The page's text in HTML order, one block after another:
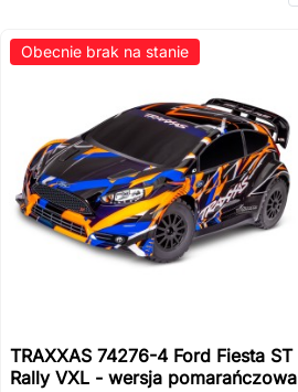
Obecnie brak na stanie
TRAXXAS 74276-4 Ford Fiesta ST
Rally VXL - wersja pomarańczowa